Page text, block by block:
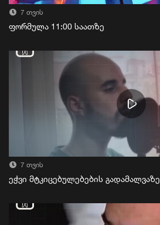
7 თვის
ფორმულა 11:00 საათზე
7 თვის
ეჭვი მტკიცებულებების გადამალვაზე